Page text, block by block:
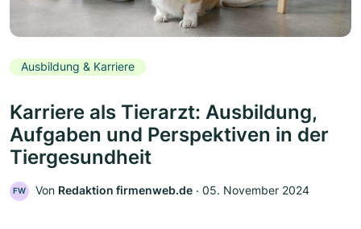
Ausbildung & Karriere
Karriere als Tierarzt: Ausbildung,
Aufgaben und Perspektiven in der
Tiergesundheit
FW Von Redaktion firmenweb.de ‧ 05. November 2024